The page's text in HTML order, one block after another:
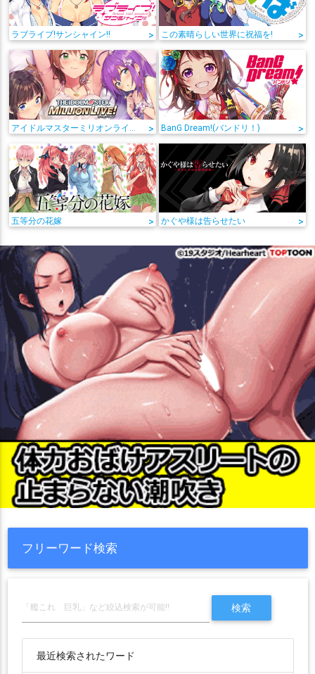
ラブライブ!サンシャイン!! > この素晴らしい世界に祝福を! >
> BanG Dream!(バンドリ！) >
五等分の花嫁 > かぐや様は告らせたい >
フリーワード検索
最近検索されたワード